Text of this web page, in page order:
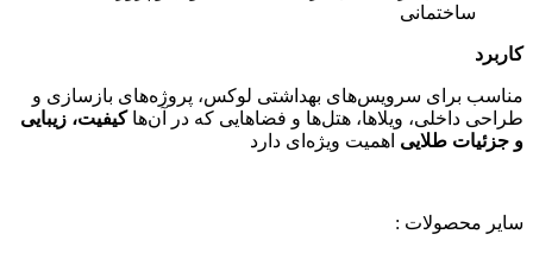
ساختمانی
کاربرد
مناسب برای سرویس‌های بهداشتی لوکس، پروژه‌های بازسازی و
طراحی داخلی، ویلاها، هتل‌ها و فضاهایی که در آن‌هاکیفیت، زیبایی
و جزئیات طلایی اهمیت ویژه‌ای دارد
سایر محصولات :